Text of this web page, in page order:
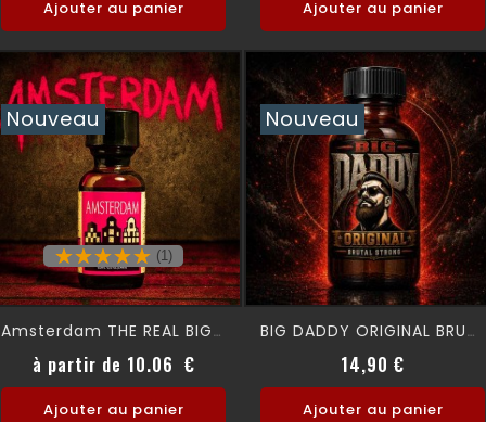
Ajouter au panier Ajouter au panier
Nouveau
(1)
Amsterdam THE REAL BIG 24ml
à partir de 10.06 €Prix
Ajouter au panier
Nouveau
BIG DADDY ORIGINAL BRUATL 24 Ml
14,90 €
Ajouter au panier